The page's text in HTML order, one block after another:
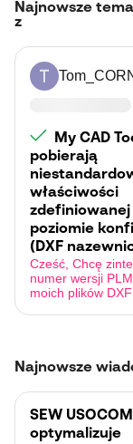
Najnowsze
z
My CAD
pobierają
właściwości
zdefiniowanej
poziomie
(DXF
Cześć, Chcę zintegrować
numer wersji
moich plików DXF
moich częściach
SOLIDWORKS.
jest ustawiana na
konfiguracji
Najnowsze
SEW
optymalizuje